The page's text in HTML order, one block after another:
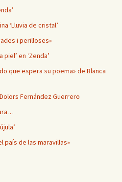
‘Lluvia de cristal’
i perilloses»
en ‘Zenda’
que espera su poema» de Blanca
Fernández Guerrero
país de las maravillas»